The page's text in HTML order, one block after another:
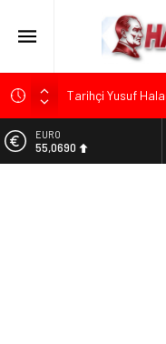
Tarihçi Yusuf
CHP’nin Eski
ALTIN
6.525,39